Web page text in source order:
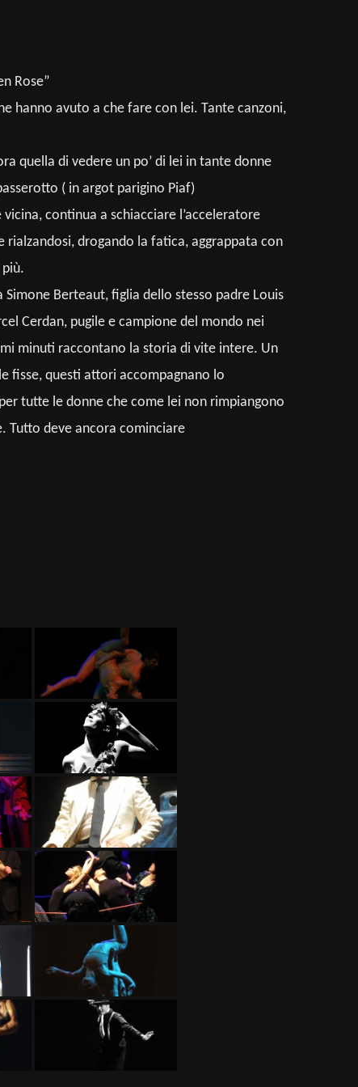
Rose”
hanno avuto a che fare con lei. Tante canzoni,
quella di vedere un po’ di lei in tante donne
( in argot parigino Piaf)
continua a schiacciare l’acceleratore
drogando la fatica, aggrappata con
Berteaut, figlia dello stesso padre Louis
Cerdan, pugile e campione del mondo nei
minuti raccontano la storia di vite intere. Un
fisse, questi attori accompagnano lo
tutte le donne che come lei non rimpiangono
Tutto deve ancora cominciare